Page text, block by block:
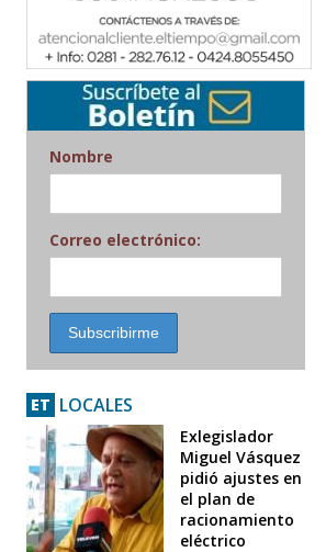
Nombre
Correo electrónico:
ET LOCALES
Exlegislador
Miguel Vásquez
pidió ajustes en
el plan de
racionamiento
eléctrico